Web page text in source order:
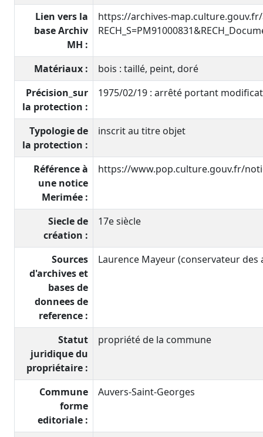
Lien vers la
base Archiv
MH :
https://archives-
Matériaux :
bois : taillé, peint, doré
Précision_sur
la protection :
1975/02/19 : arrêté portant
Typologie de
la protection :
inscrit au titre objet
Référence à
une notice
Merimée :
https://www.pop.culture.gouv.fr/
Siecle de
création :
17e siècle
Sources
d'archives et
bases de
donnees de
reference :
Laurence Mayeur (conservateur
Statut
juridique du
propriétaire :
propriété de la commune
Commune
forme
editoriale :
Auvers-Saint-Georges